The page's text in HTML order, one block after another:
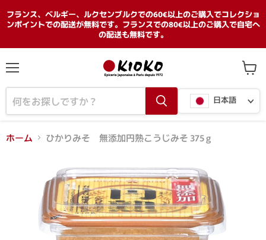
フランス、ベルギー、ルクセンブルクでの60€以上のご購入でコレクショ
ンポイントでの配送が無料です。フランスでの80€以上のご購入で自宅へ
の配送も無料です。
ニ
ュ
ー
言
語
日本語
ー
ト
見
ホーム ひかりみそ 無添加円熟こうじみそ 375 g